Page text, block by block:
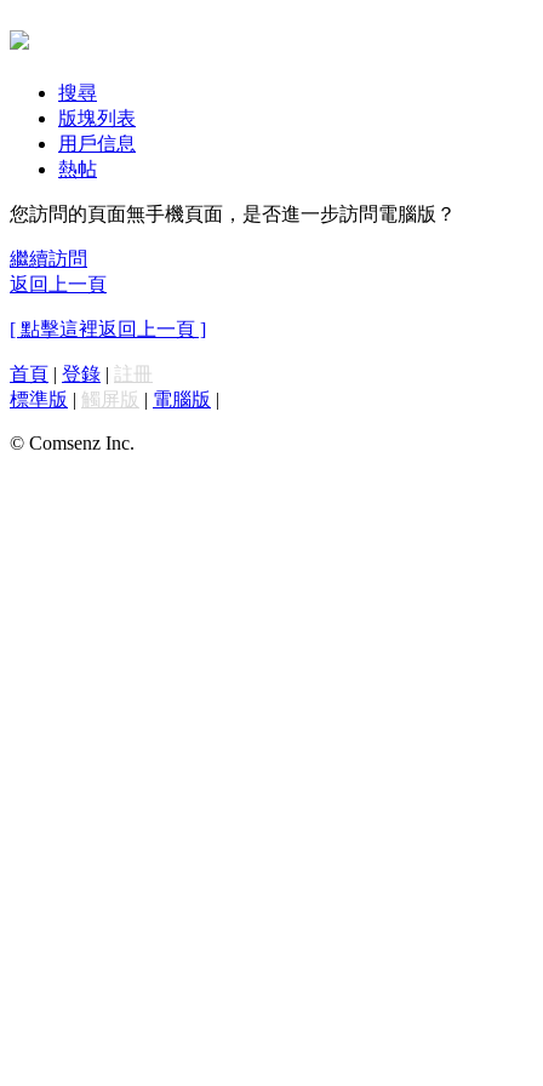
搜尋
版塊列表
用戶信息
熱帖
您訪問的頁面無手機頁面，是否進一步訪問電腦版？
繼續訪問
返回上一頁
[ 點擊這裡返回上一頁 ]
首頁 | 登錄 | 註冊
標準版 | 觸屏版 | 電腦版 |
© Comsenz Inc.